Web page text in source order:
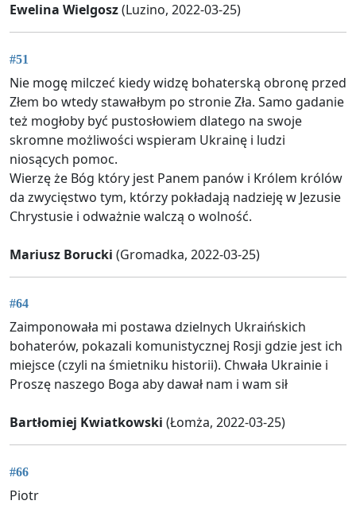
Ewelina Wielgosz(Luzino, 2022-03-25)
#51
Nie mogę milczeć kiedy widzę bohaterską obronę przed
Złem bo wtedy stawałbym po stronie Zła. Samo gadanie
też mogłoby być pustosłowiem dlatego na swoje
skromne możliwości wspieram Ukrainę i ludzi
niosących pomoc.
Wierzę że Bóg który jest Panem panów i Królem królów
da zwycięstwo tym, którzy pokładają nadzieję w Jezusie
Chrystusie i odważnie walczą o wolność.
Mariusz Borucki (Gromadka, 2022-03-25)
#64
Zaimponowała mi postawa dzielnych Ukraińskich
bohaterów, pokazali komunistycznej Rosji gdzie jest ich
miejsce (czyli na śmietniku historii). Chwała Ukrainie i
Proszę naszego Boga aby dawał nam i wam sił
Bartłomiej Kwiatkowski (Łomża, 2022-03-25)
#66
Piotr